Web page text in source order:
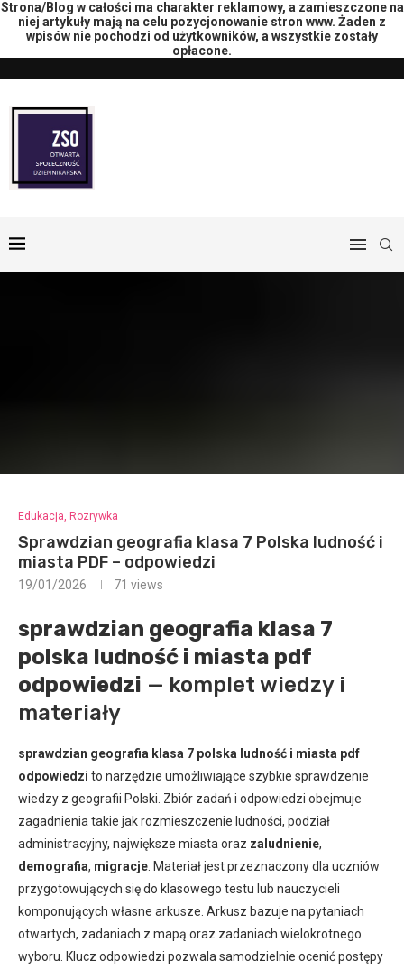
Strona/Blog w całości ma charakter reklamowy, a zamieszczone na
niej artykuły mają na celu pozycjonowanie stron www. Żaden z
wpisów nie pochodzi od użytkowników, a wszystkie zostały
opłacone.
Edukacja, Rozrywka
Sprawdzian geografia klasa 7 Polska ludność i
miasta PDF – odpowiedzi
19/01/2026 71 views
sprawdzian geografia klasa 7
polska ludność i miasta pdf
odpowiedzi — komplet wiedzy i
materiały
sprawdzian geografia klasa 7 polska ludność i miasta pdf
odpowiedzi to narzędzie umożliwiające szybkie sprawdzenie
wiedzy z geografii Polski. Zbiór zadań i odpowiedzi obejmuje
zagadnienia takie jak rozmieszczenie ludności, podział
administracyjny, największe miasta oraz zaludnienie,
demografia, migracje . Materiał jest przeznaczony dla uczniów
przygotowujących się do klasowego testu lub nauczycieli
komponujących własne arkusze. Arkusz bazuje na pytaniach
otwartych, zadaniach z mapą oraz zadaniach wielokrotnego
wyboru. Klucz odpowiedzi pozwala samodzielnie ocenić postępy